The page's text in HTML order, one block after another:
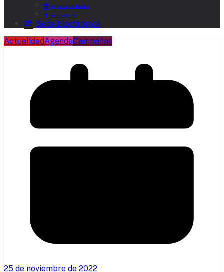
Alojamientos Rurales
Museo del Vino
Sede Electrónica
ActualidadAgendaCampañas
25 de noviembre de 2022